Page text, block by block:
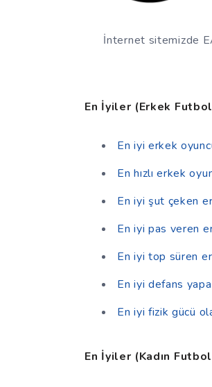
İnternet sitemizde
En İyiler (Erkek
En iyi erkek
En hızlı erkek
En iyi şut çeken
En iyi pas veren
En iyi top süren
En iyi defans
En iyi fizik gücü
En İyiler (Kadın